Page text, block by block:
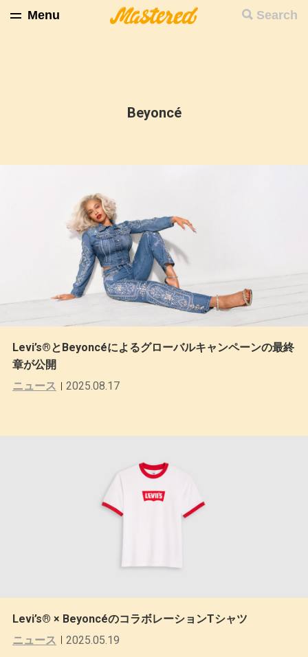
Search
Menu
Beyoncé
Levi’s®とBeyoncéによるグローバルキャンペーンの最終
章が公開
ニュース
2025.08.17
Levi’s® × BeyoncéのコラボレーションTシャツ
ニュース
2025.05.19